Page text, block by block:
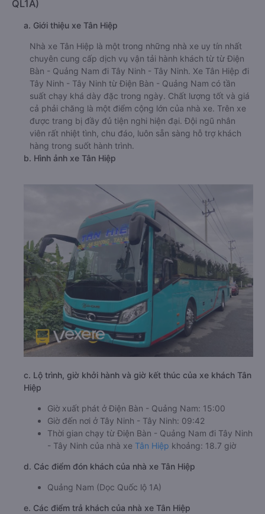
QL1A)
a. Giới thiệu xe Tân Hiệp
Nhà xe Tân Hiệp là một trong những nhà xe uy tín nhất
chuyên cung cấp dịch vụ vận tải hành khách từ từ Điện
Bàn - Quảng Nam đi Tây Ninh - Tây Ninh. Xe Tân Hiệp đi
Tây Ninh - Tây Ninh từ Điện Bàn - Quảng Nam có tần
suất chạy khá dày đặc trong ngày. Chất lượng tốt và giá
cả phải chăng là một điểm cộng lớn của nhà xe. Trên xe
được trang bị đầy đủ tiện nghi hiện đại. Đội ngũ nhân
viên rất nhiệt tình, chu đáo, luôn sẵn sàng hỗ trợ khách
hàng trong suốt hành trình.
b. Hình ảnh xe Tân Hiệp
c. Lộ trình, giờ khởi hành và giờ kết thúc của xe khách Tân
Hiệp
Giờ xuất phát ở Điện Bàn - Quảng Nam: 15:00
Giờ đến nơi ở Tây Ninh - Tây Ninh: 09:42
Thời gian chạy từ Điện Bàn - Quảng Nam đi Tây Ninh
- Tây Ninh của nhà xe Tân Hiệp khoảng: 18.7 giờ
d. Các điểm đón khách của nhà xe Tân Hiệp
Quảng Nam (Dọc Quốc lộ 1A)
e. Các điểm trả khách của nhà xe Tân Hiệp